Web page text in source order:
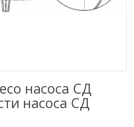
насоса CД
насоса CД